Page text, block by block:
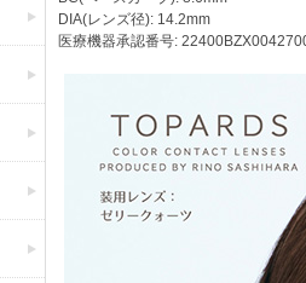
DIA(レンズ径): 14.2mm
医療機器承認番号: